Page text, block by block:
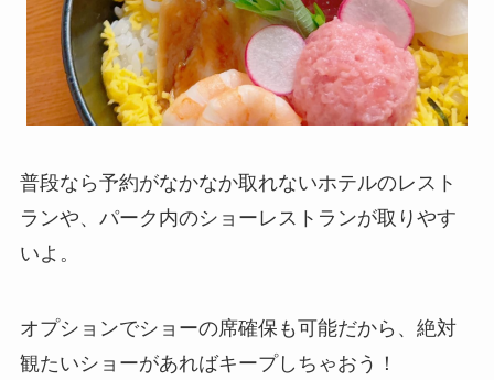
普段なら予約がなかなか取れないホテルのレスト
ランや、パーク内のショーレストランが取りやす
いよ。
オプションでショーの席確保も可能だから、絶対
観たいショーがあればキープしちゃおう！